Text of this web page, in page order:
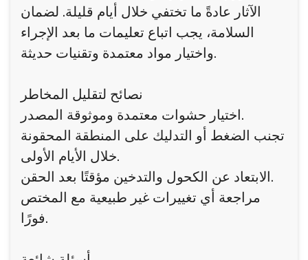
الآثار عادةً ما تختفي خلال أيام قليلة. لضمان
السلامة، يجب اتباع تعليمات ما بعد الإجراء
واختيار مواد معتمدة وتقنيات حديثة.
نصائح لتقليل المخاطر
اختيار حشوات معتمدة وموثوقة المصدر.
تجنب الضغط أو التدليك على المنطقة المحقونة
خلال الأيام الأولى.
الابتعاد عن الكحول والتدخين مؤقتًا بعد الحقن.
مراجعة أي تغييرات غير طبيعية مع المختص
فورًا.